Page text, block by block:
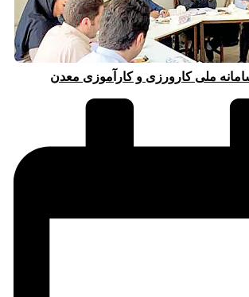
ملی کارورزی و کارآموزی معدن